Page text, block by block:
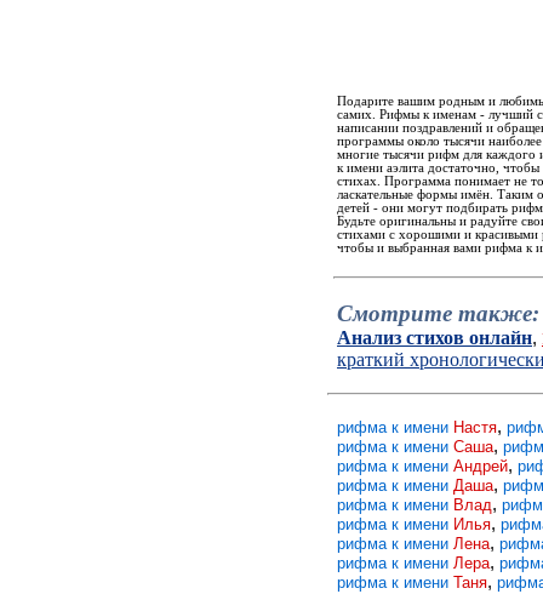
Подарите вашим родным и
самих. Рифмы к именам - лучший
написании поздравлений и
программы около тысячи
многие тысячи рифм для каждого
к имени аэлита достаточно,
стихах. Программа понимает не
ласкательные формы имён. Таким
детей - они могут подбирать
Будьте оригинальны и радуйте
стихами с хорошими и красивыми
чтобы и выбранная вами рифма к
Смотрите также:
Анализ стихов онлайн,
краткий
рифма к имени Настя,
рифма к имени Саша,
рифма к имени Андрей,
рифма к имени Даша,
рифма к имени Влад,
рифма к имени Илья,
рифма к имени Лена,
рифма к имени Лера,
рифма к имени Таня,